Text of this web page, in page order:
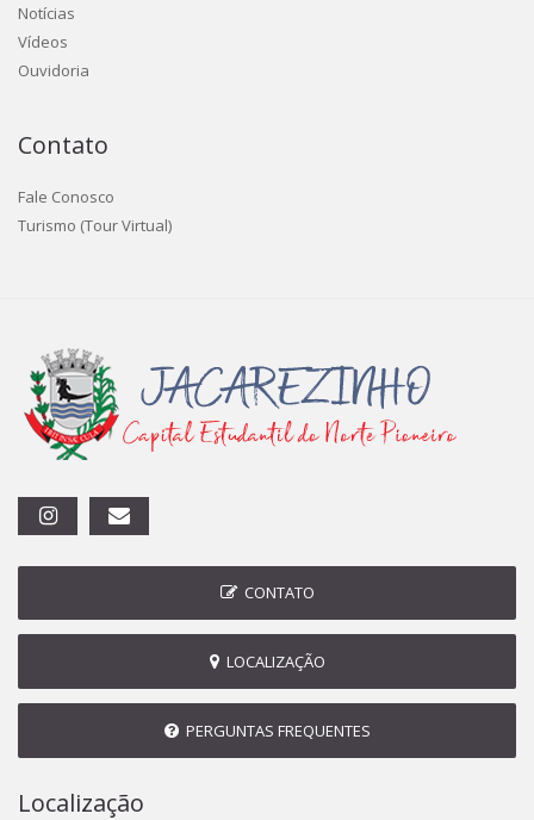
Notícias
Vídeos
Ouvidoria
Contato
Fale Conosco
Turismo (Tour Virtual)
CONTATO
LOCALIZAÇÃO
PERGUNTAS FREQUENTES
Localização